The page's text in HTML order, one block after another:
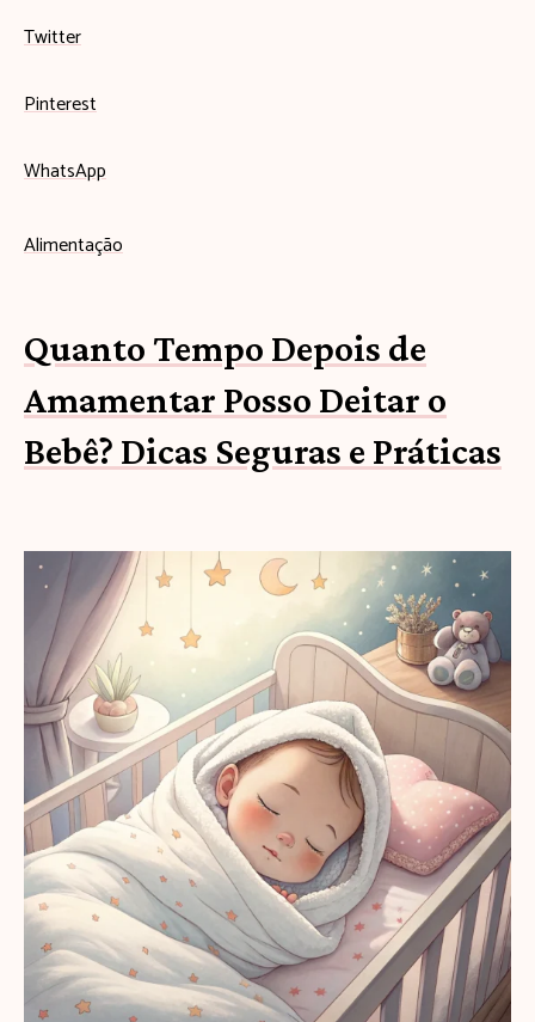
Twitter
Pinterest
WhatsApp
Alimentação
Quanto Tempo Depois de
Amamentar Posso Deitar o
Bebê? Dicas Seguras e Práticas